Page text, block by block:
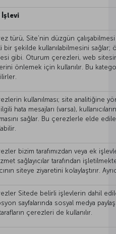
İşlevi
türü, Site’nin düzgün
bir şekilde kullanılabilmesini sağlar;
gibi. Oturum çerezleri, web
önlemek için kullanılır. Bu
kullanılması; site analitiğine
ilgili hata mesajları (varsa),
sağlar. Bu çerezlerle elde
bizim tarafımızdan veya ek
sağlayıcılar tarafından
siteye ziyaretini kolaylaştırır.
Sitede belirli işlevlerin dahil
sayfalarında sosyal medya
çerezleri de kullanılır.